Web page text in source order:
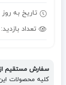
تاریخ به
تعداد بازدید:
سفارش مستقیم از
کلیه محصولات